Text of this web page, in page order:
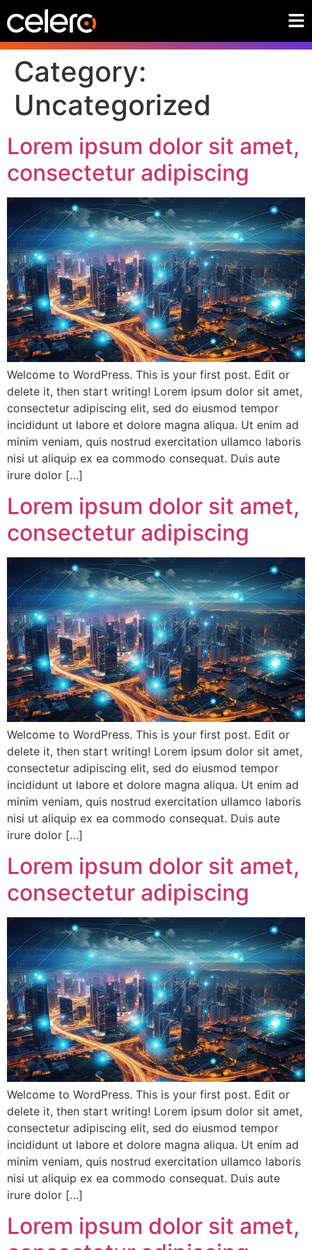
Category:
Uncategorized
Lorem ipsum dolor sit amet,
consectetur adipiscing
Welcome to WordPress. This is your first post. Edit or
delete it, then start writing! Lorem ipsum dolor sit amet,
consectetur adipiscing elit, sed do eiusmod tempor
incididunt ut labore et dolore magna aliqua. Ut enim ad
minim veniam, quis nostrud exercitation ullamco laboris
nisi ut aliquip ex ea commodo consequat. Duis aute
irure dolor […]
Lorem ipsum dolor sit amet,
consectetur adipiscing
Welcome to WordPress. This is your first post. Edit or
delete it, then start writing! Lorem ipsum dolor sit amet,
consectetur adipiscing elit, sed do eiusmod tempor
incididunt ut labore et dolore magna aliqua. Ut enim ad
minim veniam, quis nostrud exercitation ullamco laboris
nisi ut aliquip ex ea commodo consequat. Duis aute
irure dolor […]
Lorem ipsum dolor sit amet,
consectetur adipiscing
Welcome to WordPress. This is your first post. Edit or
delete it, then start writing! Lorem ipsum dolor sit amet,
consectetur adipiscing elit, sed do eiusmod tempor
incididunt ut labore et dolore magna aliqua. Ut enim ad
minim veniam, quis nostrud exercitation ullamco laboris
nisi ut aliquip ex ea commodo consequat. Duis aute
irure dolor […]
Lorem ipsum dolor sit amet,